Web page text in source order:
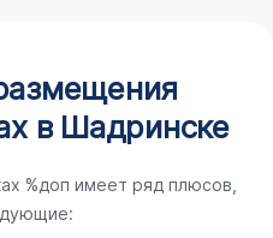
в Шадринске
%доп имеет ряд плюсов,